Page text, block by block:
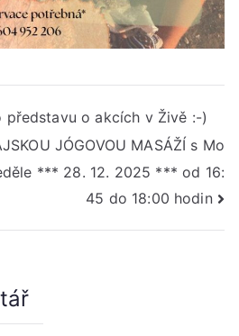
představu o akcích v Živě :-)
JÓGOVOU MASÁŽÍ s Mo
*** 28. 12. 2025 *** od 16:
45 do 18:00 hodin